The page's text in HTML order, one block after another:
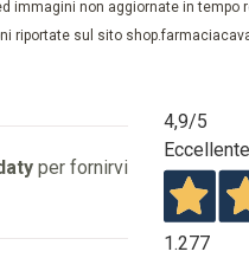
immagini non aggiornate in tempo
riportate sul sito
per fornirvi
4,9/5
Eccellente
1.277